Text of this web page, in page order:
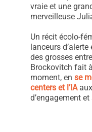
vraie et une
merveilleuse
Un récit écolo-
lanceurs
des grosses
Brockovitch fait
moment, en se
centers et l’IA
d’engagement